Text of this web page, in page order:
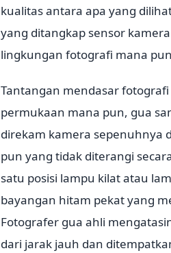
kualitas antara apa yang
yang ditangkap sensor
lingkungan fotografi mana
Tantangan mendasar
permukaan mana pun, gua
direkam kamera sepenuhnya
pun yang tidak diterangi
satu posisi lampu kilat atau
bayangan hitam pekat yang
Fotografer gua ahli
dari jarak jauh dan